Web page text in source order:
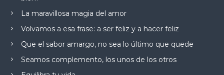
La maravillosa magia del amor
Volvamos a esa frase: a ser feliz y a hacer feliz
Que el sabor amargo, no sea lo último que quede
Seamos complemento, los unos de los otros